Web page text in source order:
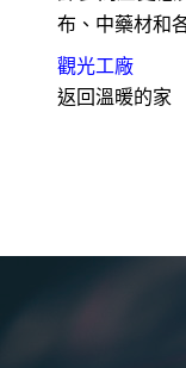
布、中藥材和
觀光工廠
返回溫暖的家